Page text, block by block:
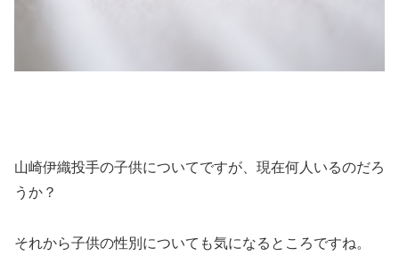
山崎伊織投手の子供についてですが、現在何人いるのだろ
うか？
それから子供の性別についても気になるところですね。